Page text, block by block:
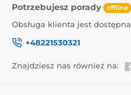
Potrzebujesz porady offline
Obsługa klienta jest dostępna
+48221530321
Znajdziesz nas również na: